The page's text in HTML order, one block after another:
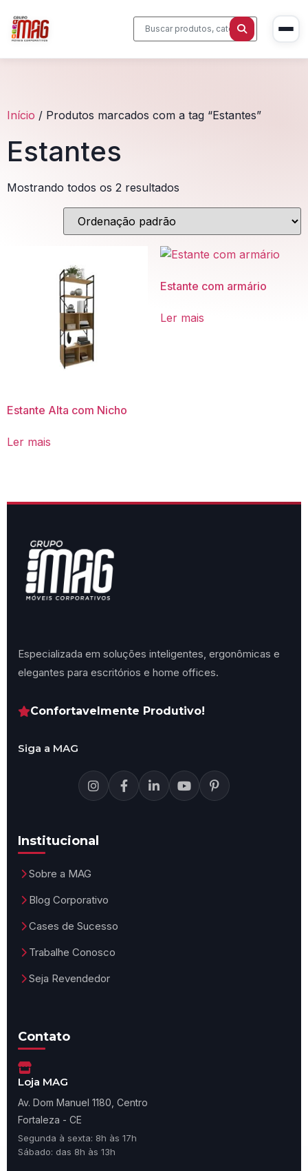
Produtos
Cadeiras Corporativas
Mesas Executivas
Sala de Reunião
Home Office
Acessórios
Início / Produtos marcados com a tag “Estantes”
Estantes
Mostrando todos os 2 resultados
Estante Alta com Nicho
Ler mais
Estante com armário
Ler mais
Especializada em soluções inteligentes, ergonômicas e
elegantes para escritórios e home offices.
Confortavelmente Produtivo!
Siga a MAG
Institucional
Sobre a MAG
Blog Corporativo
Cases de Sucesso
Trabalhe Conosco
Seja Revendedor
Contato
Loja MAG
Av. Dom Manuel 1180, Centro
Fortaleza - CE
Segunda à sexta: 8h às 17h
Sábado: das 8h às 13h